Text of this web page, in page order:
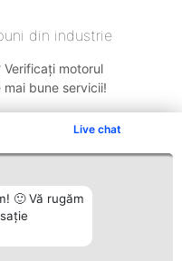
Live chat
🙂 Vă rugăm
din industrie
Verificați motorul
bune servicii!